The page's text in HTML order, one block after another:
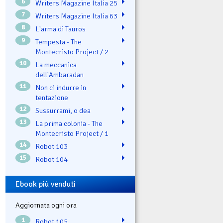
Writers Magazine Italia 25
7 Writers Magazine Italia 63
8 L'arma di Tauros
9
Tempesta - The
Montecristo Project / 2
10
La meccanica
dell'Ambaradan
11
Non ci indurre in
tentazione
12 Sussurrami, o dea
13
La prima colonia - The
Montecristo Project / 1
14 Robot 103
15 Robot 104
Ebook più venduti
Aggiornata ogni ora
1